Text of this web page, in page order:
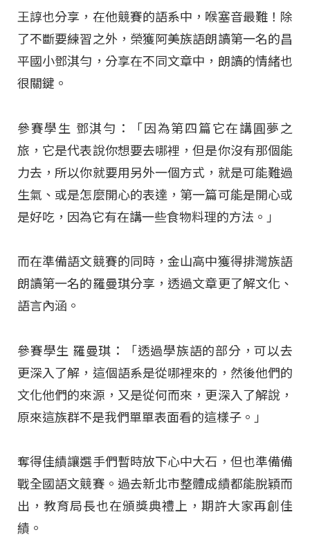
王諄也分享，在他競賽的語系中，喉塞音最難！除
了不斷要練習之外，榮獲阿美族語朗讀第一名的昌
平國小鄧淇勻，分享在不同文章中，朗讀的情緒也
很關鍵。
參賽學生 鄧淇勻：「因為第四篇它在講圓夢之
旅，它是代表說你想要去哪裡，但是你沒有那個能
力去，所以你就要用另外一個方式，就是可能難過
生氣、或是怎麼開心的表達，第一篇可能是開心或
是好吃，因為它有在講一些食物料理的方法。」
而在準備語文競賽的同時，金山高中獲得排灣族語
朗讀第一名的羅曼琪分享，透過文章更了解文化、
語言內涵。
參賽學生 羅曼琪：「透過學族語的部分，可以去
更深入了解，這個語系是從哪裡來的，然後他們的
文化他們的來源，又是從何而來，更深入了解說，
原來這族群不是我們單單表面看的這樣子。」
奪得佳績讓選手們暫時放下心中大石，但也準備備
戰全國語文競賽。過去新北市整體成績都能脫穎而
出，教育局長也在頒獎典禮上，期許大家再創佳
績。